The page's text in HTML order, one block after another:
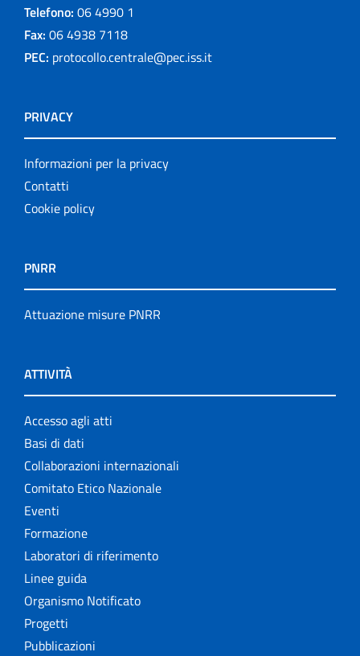
Telefono: 06 4990 1
Fax: 06 4938 7118
PEC: protocollo.centrale@pec.iss.it
PRIVACY
Informazioni per la privacy
Contatti
Cookie policy
PNRR
Attuazione misure PNRR
ATTIVITÀ
Accesso agli atti
Basi di dati
Collaborazioni internazionali
Comitato Etico Nazionale
Eventi
Formazione
Laboratori di riferimento
Linee guida
Organismo Notificato
Progetti
Pubblicazioni